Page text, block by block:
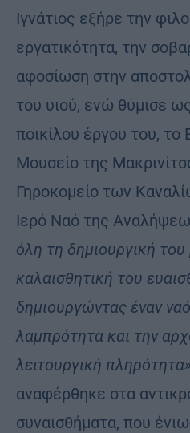
Ιγνάτιος εξήρε την
εργατικότητα, την
αφοσίωση στην
του υιού, ενώ θύμισε
ποικίλου έργου του, το
Μουσείο της
Γηροκομείο των
Ιερό Ναό της
όλη τη δημιουργική του
καλαισθητική του
δημιουργώντας έναν
λαμπρότητα και την
λειτουργική
αναφέρθηκε στα
συναισθήματα, που